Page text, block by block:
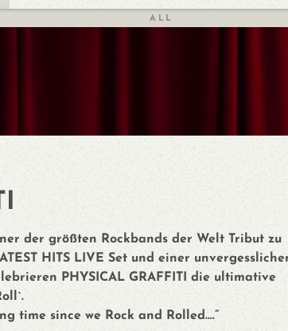
ALL
der größten Rockbands der Welt Tribut zu
HITS LIVE Set und einer
PHYSICAL GRAFFITI die ultimative
time since we Rock and Rolled….”